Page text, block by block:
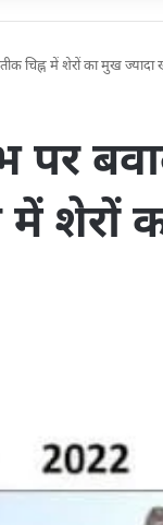
चिह्न में शेरों का मुख ज्यादा
में